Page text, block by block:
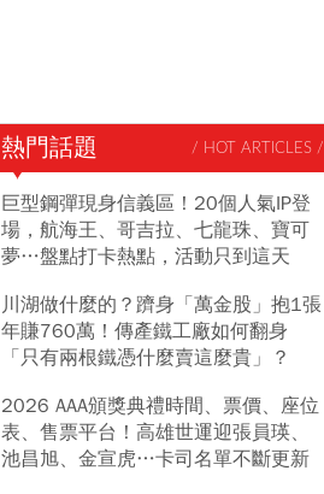
熱門話題 / HOT ARTICLES /
巨型鋼彈現身信義區！20個人氣IP登
場，航海王、哥吉拉、七龍珠、寶可
夢…盤點打卡熱點，活動只到這天
川湖做什麼的？躋身「萬金股」抱1張
年賺760萬！傳產鐵工廠如何翻身
「只有兩根鐵憑什麼賣這麼貴」？
2026 AAA頒獎典禮時間、票價、座位
表、售票平台！高雄世運迎張員瑛、
池昌旭、金宣虎…卡司名單不斷更新